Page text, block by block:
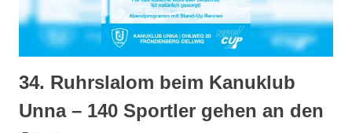
zu
Trainingszeiten.
Weiterhin
werden
interessante
34. Ruhrslalom beim Kanuklub
Unna – 140 Sportler gehen an den